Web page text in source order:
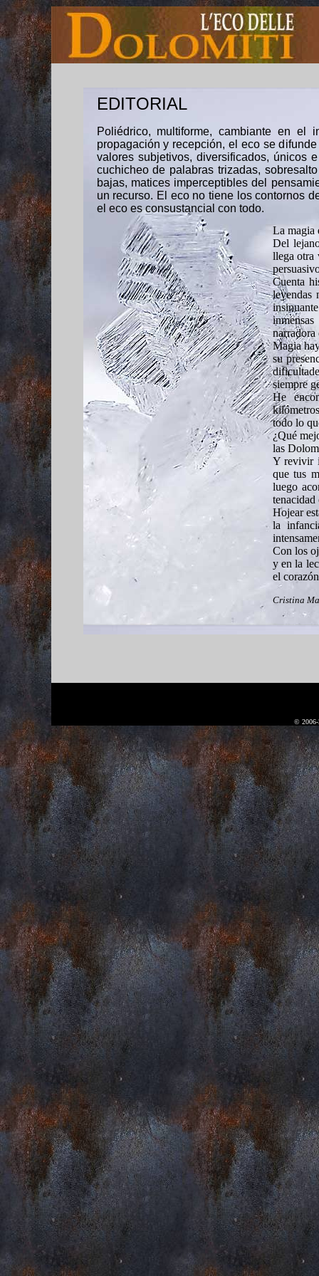
EDITORIAL
Poliédrico, multiforme, cambiante en
propagación y recepción, el eco se
valores subjetivos, diversificados, únicos
cuchicheo de palabras trizadas,
bajas, matices imperceptibles del
un recurso. El eco no tiene los contornos
el eco es consustancial con todo.
La magia
Del
llega otra
Cuenta
leyendas
Magia
su
siempre
He
todo lo
¿Qué
las
Y revivir
que tus
luego
tenacidad
Hojear
la
Con los
y en la
el
Cristina
© 2006-